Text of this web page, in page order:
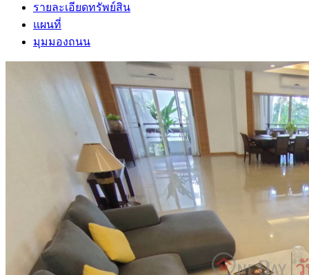
รายละเอียดทรัพย์สิน
แผนที่
มุมมองถนน